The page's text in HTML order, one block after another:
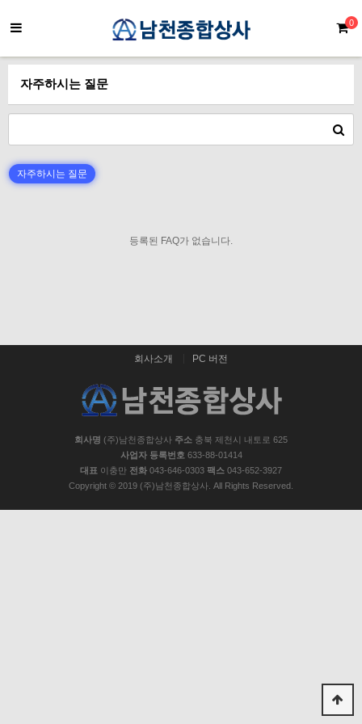
0
자주하시는 질문
자주하시는 질문
등록된 FAQ가 없습니다.
회사소개 PC 버전
회사명 (주)남천종합상사 주소 충북 제천시 내토로 625
사업자 등록번호 633-88-01414
대표 이충만 전화 043-646-0303 팩스 043-652-3927
Copyright © 2019 (주)남천종합상사. All Rights Reserved.